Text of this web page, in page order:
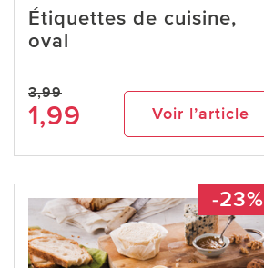
Étiquettes de cuisine,
oval
3,99
1,99 Voir l’article
-23%